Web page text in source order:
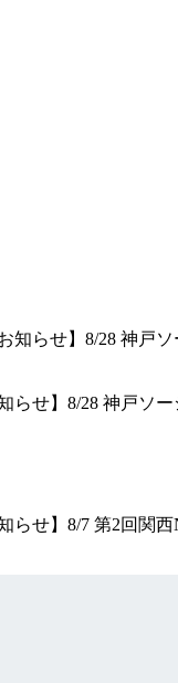
らせ】8/28 神戸ソ
らせ】8/7 第2回関